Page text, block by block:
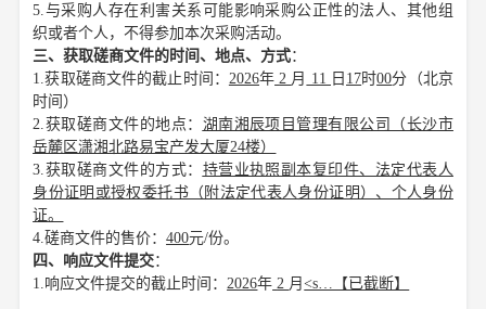
5.与采购人存在利害关系可能影响采购公正性的法人、其他组
织或者个人，不得参加本次采购活动。
三、获取磋商文件的时间、地点、方式：
1.获取磋商文件的截止时间： 2026年 2 月 11 日 17时00分 （北京
时间）
2.获取磋商文件的地点： 湖南湘辰项目管理有限公司（长沙市
岳麓区潇湘北路易宝产发大厦24楼）
3.获取磋商文件的方式： 持营业执照副本复印件、法定代表人
身份证明或授权委托书（附法定代表人身份证明）、个人身份
证。
4.磋商文件的售价：400元/份。
四、响应文件提交：
1.响应文件提交的截止时间： 2026年 2 月<s…【已截断】